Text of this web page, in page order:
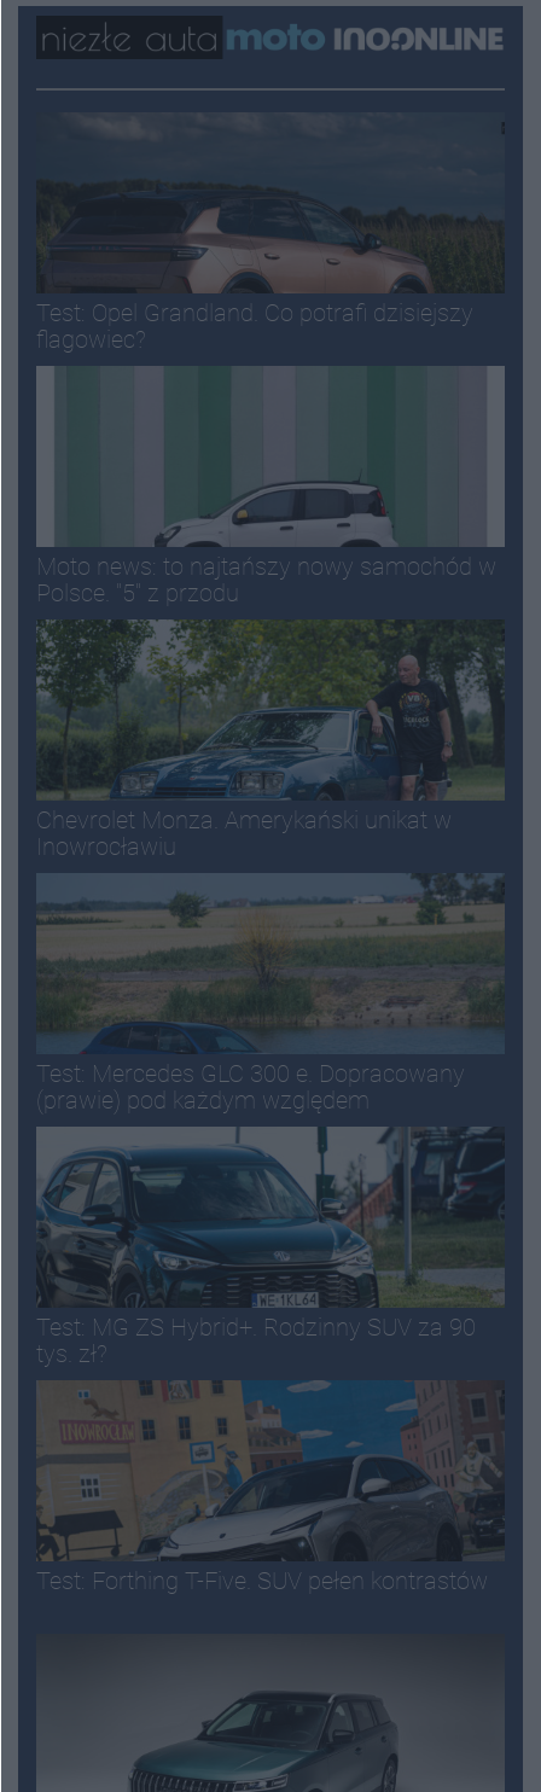
Test: Opel Grandland. Co potrafi dzisiejszy
flagowiec?
Moto news: to najtańszy nowy samochód w
Polsce. "5" z przodu
Chevrolet Monza. Amerykański unikat w
Inowrocławiu
Test: Mercedes GLC 300 e. Dopracowany
(prawie) pod każdym względem
Test: MG ZS Hybrid+. Rodzinny SUV za 90
tys. zł?
Test: Forthing T-Five. SUV pełen kontrastów